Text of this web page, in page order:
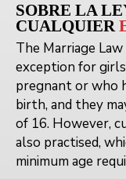
SOBRE LA
CUALQUIER
The Marriage
exception for
pregnant or who
birth, and they
of 16. However,
also practised,
minimum age